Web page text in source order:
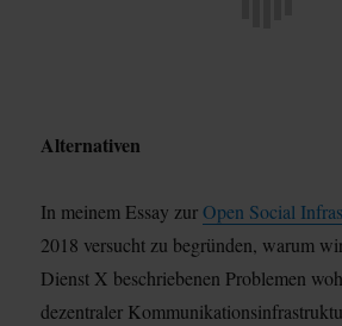
Alternativen
In meinem Essay zurOpen Social
2018 versucht zu begründen, warum
Dienst X beschriebenen Problemen
dezentraler